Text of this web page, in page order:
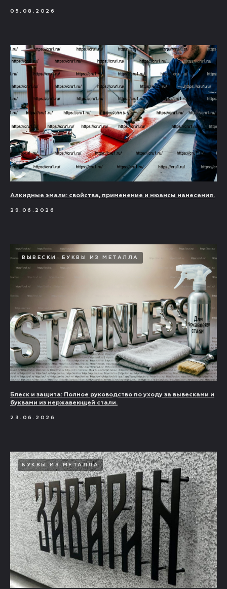
05.08.2026
Алкидные эмали: свойства, применение и нюансы нанесения.
29.06.2026
ВЫВЕСКИ БУКВЫ ИЗ МЕТАЛЛА
Блеск и защита: Полное руководство по уходу за вывесками и
буквами из нержавеющей стали.
23.06.2026
БУКВЫ ИЗ МЕТАЛЛА